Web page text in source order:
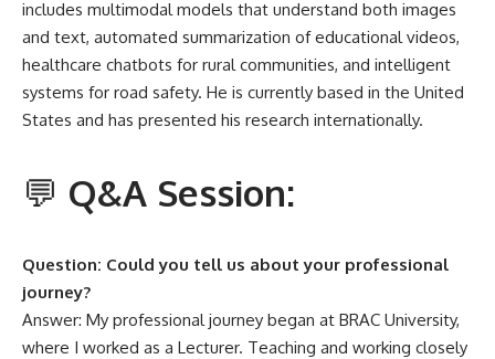
includes multimodal models that understand both images
and text, automated summarization of educational videos,
healthcare chatbots for rural communities, and intelligent
systems for road safety. He is currently based in the United
States and has presented his research internationally.
💬 Q&A Session:
Question: Could you tell us about your professional
journey?
Answer: My professional journey began at BRAC University,
where I worked as a Lecturer. Teaching and working closely